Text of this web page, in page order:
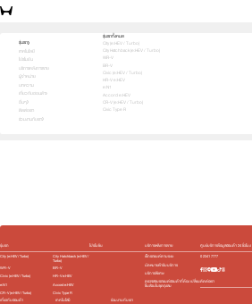
รุ่นรถ
เทคโนโลยี
โปรโมชัน
บริการหลังการขาย
ผู้จำหน่าย
บทความ
เกี่ยวกับฮอนด้า
อื่นๆ
ติดต่อเรา
ร่วมงานกับเรา
รุ่นรถทั้งหมด
City (e:HEV / Turbo)
City Hatchback (e:HEV / Turbo)
WR-V
BR-V
Civic (e:HEV / Turbo)
HR-V e:HEV
e:N1
Accord e:HEV
CR-V (e:HEV / Turbo)
Civic Type R
เลือกคันที่ใช่ แล้วพบข้อเสนอที่ตรงใจ
3 เลือกคันที่ใช่
รุ่นรถ
City (e:HEV / Turbo)
City Hatchback (e:HEV /
Turbo)
WR-V
BR-V
Civic (e:HEV / Turbo)
HR-V e:HEV
e:N1
Accord e:HEV
CR-V (e:HEV / Turbo)
Civic Type R
โปรโมชัน
บริการหลังการขาย
เช็กรถยนต์ตามระยะ
นัดหมายเข้ารับบริการ
บริการพิเศษ
ตรวจสอบรถยนต์ฮอนด้าที่ต้อง เปลี่ยน
ชิ้นส่วนในชุดถุงลม
ศูนย์บริการข้อมูลฮอนด้า 24 ชั่วโมง
0 2341 7777
ติดต่อเรา
เกี่ยวกับฮอนด้า
เทคโนโลยี
ร่วมงานกับเรา